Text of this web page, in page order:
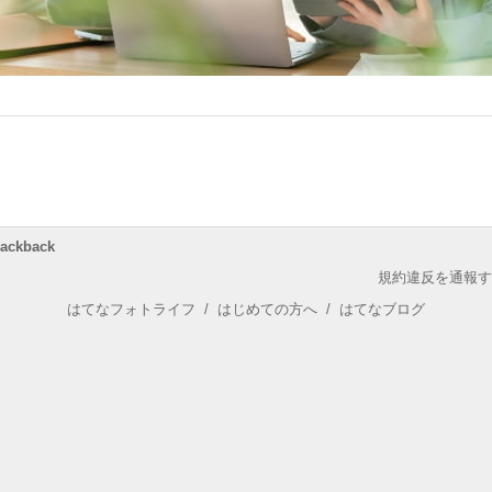
規約違反を通報
はてなフォトライフ / はじめての方へ / はてなブログ